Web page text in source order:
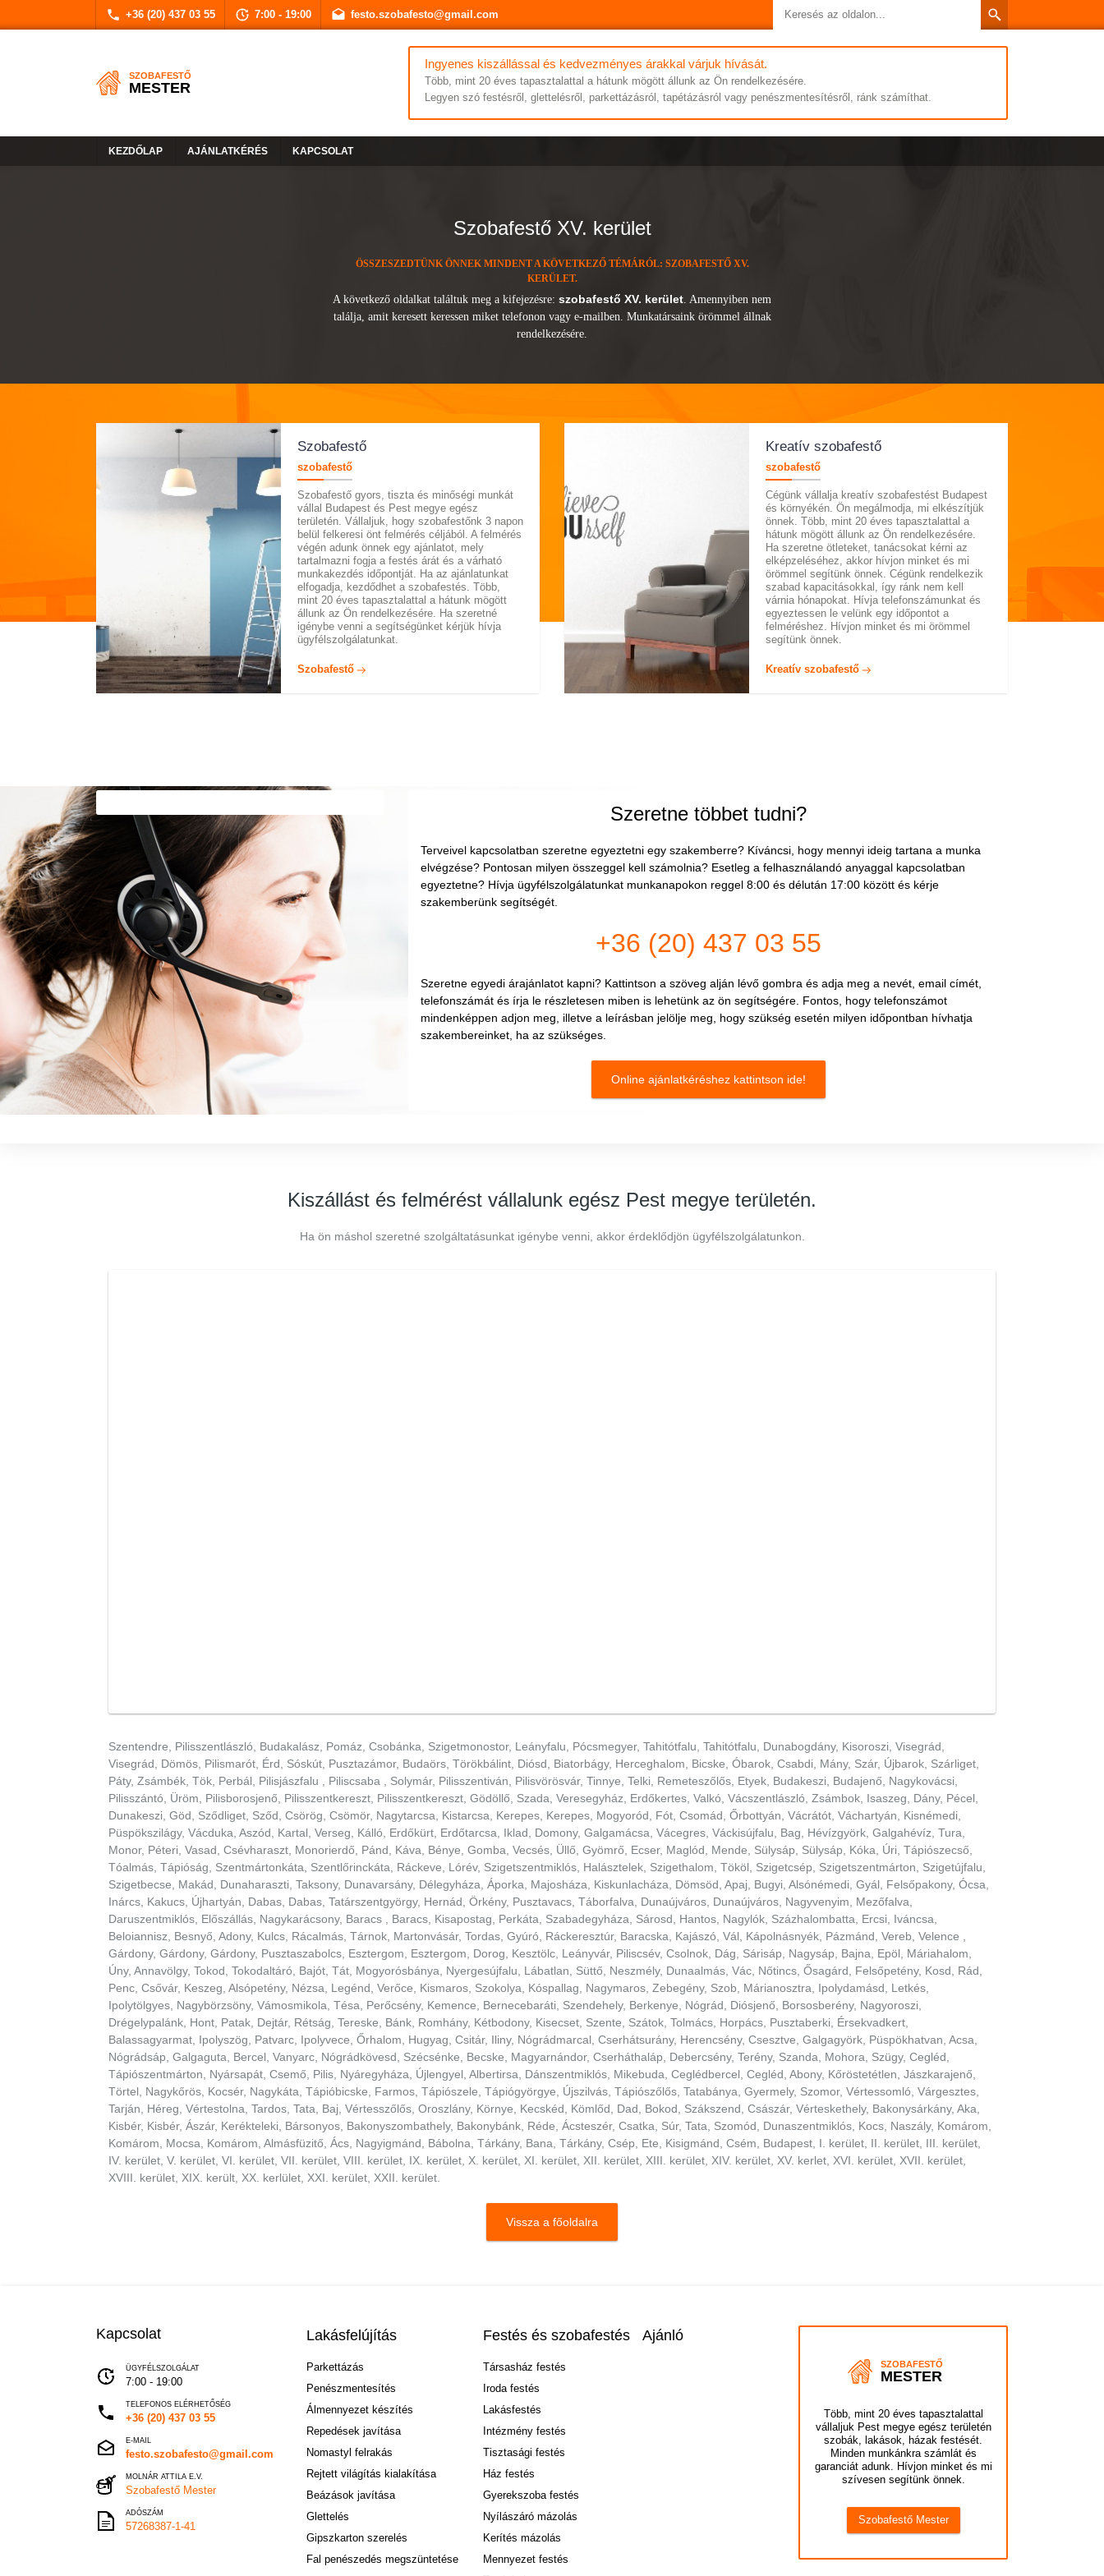
+36 (20) 437 03 55 festo.szobafesto@gmail.com
7:00 - 19:00
SZOBAFESTŐ
MESTER
Ingyenes kiszállással és kedvezményes árakkal várjuk hívását.
Több, mint 20 éves tapasztalattal a hátunk mögött állunk az Ön rendelkezésére.
Legyen szó festésről, glettelésről, parkettázásról, tapétázásról vagy penészmentesítésről, ránk számíthat.
KEZDŐLAP AJÁNLATKÉRÉS KAPCSOLAT
szobafestő XV. kerület
ÖSSZESZEDTÜNK ÖNNEK MINDENT A KÖVETKEZŐ TÉMÁRÓL: SZOBAFESTŐ XV.
KERÜLET.
A következő oldalkat találtuk meg a kifejezésre: szobafestő XV. kerület. Amennyiben nem
találja, amit keresett keressen miket telefonon vagy e-mailben. Munkatársaink örömmel állnak
rendelkezésére.
Szobafestő
szobafestő
Szobafestő gyors, tiszta és minőségi munkát
vállal Budapest és Pest megye egész
területén. Vállaljuk, hogy szobafestőnk 3 napon
belül felkeresi önt felmérés céljából. A felmérés
végén adunk önnek egy ajánlatot, mely
tartalmazni fogja a festés árát és a várható
munkakezdés időpontját. Ha az ajánlatunkat
elfogadja, kezdődhet a szobafestés. Több,
mint 20 éves tapasztalattal a hátunk mögött
állunk az Ön rendelkezésére. Ha szeretné
igénybe venni a segítségünket kérjük hívja
ügyfélszolgálatunkat.
Szobafestő
Kreatív szobafestő
szobafestő
Cégünk vállalja kreatív szobafestést Budapest
és környékén. Ön megálmodja, mi elkészítjük
önnek. Több, mint 20 éves tapasztalattal a
hátunk mögött állunk az Ön rendelkezésére.
Ha szeretne ötleteket, tanácsokat kérni az
elképzeléséhez, akkor hívjon minket és mi
örömmel segítünk önnek. Cégünk rendelkezik
szabad kapacitásokkal, így ránk nem kell
várnia hónapokat. Hívja telefonszámunkat és
egyeztessen le velünk egy időpontot a
felméréshez. Hívjon minket és mi örömmel
segítünk önnek.
Kreatív szobafestő
Szeretne többet tudni?
Terveivel kapcsolatban szeretne egyeztetni egy szakemberre? Kíváncsi, hogy mennyi ideig tartana a munka
elvégzése? Pontosan milyen összeggel kell számolnia? Esetleg a felhasználandó anyaggal kapcsolatban
egyeztetne? Hívja ügyfélszolgálatunkat munkanapokon reggel 8:00 és délután 17:00 között és kérje
szakemberünk segítségét.
+36 (20) 437 03 55
Szeretne egyedi árajánlatot kapni? Kattintson a szöveg alján lévő gombra és adja meg a nevét, email címét,
telefonszámát és írja le részletesen miben is lehetünk az ön segítségére. Fontos, hogy telefonszámot
mindenképpen adjon meg, illetve a leírásban jelölje meg, hogy szükség esetén milyen időpontban hívhatja
szakembereinket, ha az szükséges.
Online ajánlatkéréshez kattintson ide!
Kiszállást és felmérést vállalunk egész Pest megye területén.
Ha ön máshol szeretné szolgáltatásunkat igénybe venni, akkor érdeklődjön ügyfélszolgálatunkon.
Szentendre, Pilisszentlászló, Budakalász, Pomáz, Csobánka, Szigetmonostor, Leányfalu, Pócsmegyer, Tahitótfalu, Tahitótfalu, Dunabogdány, Kisoroszi, Visegrád,
Visegrád, Dömös, Pilismarót, Érd, Sóskút, Pusztazámor, Budaörs, Törökbálint, Diósd, Biatorbágy, Herceghalom, Bicske, Óbarok, Csabdi, Mány, Szár, Újbarok, Szárliget,
Páty, Zsámbék, Tök, Perbál, Pilisjászfalu , Piliscsaba , Solymár, Pilisszentiván, Pilisvörösvár, Tinnye, Telki, Remeteszőlős, Etyek, Budakeszi, Budajenő, Nagykovácsi,
Pilisszántó, Üröm, Pilisborosjenő, Pilisszentkereszt, Pilisszentkereszt, Gödöllő, Szada, Veresegyház, Erdőkertes, Valkó, Vácszentlászló, Zsámbok, Isaszeg, Dány, Pécel,
Dunakeszi, Göd, Sződliget, Sződ, Csörög, Csömör, Nagytarcsa, Kistarcsa, Kerepes, Kerepes, Mogyoród, Fót, Csomád, Őrbottyán, Vácrátót, Váchartyán, Kisnémedi,
Püspökszilágy, Vácduka, Aszód, Kartal, Verseg, Kálló, Erdőkürt, Erdőtarcsa, Iklad, Domony, Galgamácsa, Vácegres, Váckisújfalu, Bag, Hévízgyörk, Galgahévíz, Tura,
Monor, Péteri, Vasad, Csévharaszt, Monorierdő, Pánd, Káva, Bénye, Gomba, Vecsés, Üllő, Gyömrő, Ecser, Maglód, Mende, Sülysáp, Sülysáp, Kóka, Úri, Tápiószecső,
Tóalmás, Tápióság, Szentmártonkáta, Szentlőrinckáta, Ráckeve, Lórév, Szigetszentmiklós, Halásztelek, Szigethalom, Tököl, Szigetcsép, Szigetszentmárton, Szigetújfalu,
Szigetbecse, Makád, Dunaharaszti, Taksony, Dunavarsány, Délegyháza, Áporka, Majosháza, Kiskunlacháza, Dömsöd, Apaj, Bugyi, Alsónémedi, Gyál, Felsőpakony, Ócsa,
Inárcs, Kakucs, Újhartyán, Dabas, Dabas, Tatárszentgyörgy, Hernád, Örkény, Pusztavacs, Táborfalva, Dunaújváros, Dunaújváros, Nagyvenyim, Mezőfalva,
Daruszentmiklós, Előszállás, Nagykarácsony, Baracs , Baracs, Kisapostag, Perkáta, Szabadegyháza, Sárosd, Hantos, Nagylók, Százhalombatta, Ercsi, Iváncsa,
Beloiannisz, Besnyő, Adony, Kulcs, Rácalmás, Tárnok, Martonvásár, Tordas, Gyúró, Ráckeresztúr, Baracska, Kajászó, Vál, Kápolnásnyék, Pázmánd, Vereb, Velence ,
Gárdony, Gárdony, Gárdony, Pusztaszabolcs, Esztergom, Esztergom, Dorog, Kesztölc, Leányvár, Piliscsév, Csolnok, Dág, Sárisáp, Nagysáp, Bajna, Epöl, Máriahalom,
Úny, Annavölgy, Tokod, Tokodaltáró, Bajót, Tát, Mogyorósbánya, Nyergesújfalu, Lábatlan, Süttő, Neszmély, Dunaalmás, Vác, Nőtincs, Ősagárd, Felsőpetény, Kosd, Rád,
Penc, Csővár, Keszeg, Alsópetény, Nézsa, Legénd, Verőce, Kismaros, Szokolya, Kóspallag, Nagymaros, Zebegény, Szob, Márianosztra, Ipolydamásd, Letkés,
Ipolytölgyes, Nagybörzsöny, Vámosmikola, Tésa, Perőcsény, Kemence, Bernecebaráti, Szendehely, Berkenye, Nógrád, Diósjenő, Borsosberény, Nagyoroszi,
Drégelypalánk, Hont, Patak, Dejtár, Rétság, Tereske, Bánk, Romhány, Kétbodony, Kisecset, Szente, Szátok, Tolmács, Horpács, Pusztaberki, Érsekvadkert,
Balassagyarmat, Ipolyszög, Patvarc, Ipolyvece, Őrhalom, Hugyag, Csitár, Iliny, Nógrádmarcal, Cserhátsurány, Herencsény, Csesztve, Galgagyörk, Püspökhatvan, Acsa,
Nógrádsáp, Galgaguta, Bercel, Vanyarc, Nógrádkövesd, Szécsénke, Becske, Magyarnándor, Cserháthaláp, Debercsény, Terény, Szanda, Mohora, Szügy, Cegléd,
Tápiószentmárton, Nyársapát, Csemő, Pilis, Nyáregyháza, Újlengyel, Albertirsa, Dánszentmiklós, Mikebuda, Ceglédbercel, Cegléd, Abony, Kőröstetétlen, Jászkarajenő,
Törtel, Nagykőrös, Kocsér, Nagykáta, Tápióbicske, Farmos, Tápiószele, Tápiógyörgye, Újszilvás, Tápiószőlős, Tatabánya, Gyermely, Szomor, Vértessomló, Várgesztes,
Tarján, Héreg, Vértestolna, Tardos, Tata, Baj, Vértesszőlős, Oroszlány, Környe, Kecskéd, Kömlőd, Dad, Bokod, Szákszend, Császár, Vérteskethely, Bakonysárkány, Aka,
Kisbér, Kisbér, Ászár, Kerékteleki, Bársonyos, Bakonyszombathely, Bakonybánk, Réde, Ácsteszér, Csatka, Súr, Tata, Szomód, Dunaszentmiklós, Kocs, Naszály, Komárom,
Komárom, Mocsa, Komárom, Almásfüzitő, Ács, Nagyigmánd, Bábolna, Tárkány, Bana, Tárkány, Csép, Ete, Kisigmánd, Csém, Budapest, I. kerület, II. kerület, III. kerület,
IV. kerület, V. kerület, VI. kerület, VII. kerület, VIII. kerület, IX. kerület, X. kerület, XI. kerület, XII. kerület, XIII. kerület, XIV. kerület, XV. kerlet, XVI. kerület, XVII. kerület,
XVIII. kerület, XIX. került, XX. kerlület, XXI. kerület, XXII. kerület.
Vissza a főoldalra
Kapcsolat
ÜGYFÉLSZOLGÁLAT
7:00 - 19:00
TELEFONOS ELÉRHETŐSÉG
+36 (20) 437 03 55
E-MAIL
festo.szobafesto@gmail.com
MOLNÁR ATTILA E.V.
Szobafestő Mester
ADÓSZÁM
57268387-1-41
Lakásfelújítás
Parkettázás
Penészmentesítés
Álmennyezet készítés
Repedések javítása
Nomastyl felrakás
Rejtett világítás kialakítása
Beázások javítása
Glettelés
Gipszkarton szerelés
Fal penészedés megszüntetése
Festés és szobafestés
Társasház festés
Iroda festés
Lakásfestés
Intézmény festés
Tisztasági festés
Ház festés
Gyerekszoba festés
Nyílászáró mázolás
Kerítés mázolás
Mennyezet festés
Ajánló
SZOBAFESTŐ
MESTER
Több, mint 20 éves tapasztalattal
vállaljuk Pest megye egész területén
szobák, lakások, házak festését.
Minden munkánkra számlát és
garanciát adunk. Hívjon minket és mi
szívesen segítünk önnek.
Szobafestő Mester